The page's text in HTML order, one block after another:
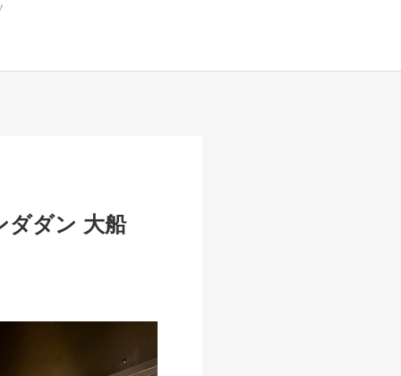
ダダン 大船